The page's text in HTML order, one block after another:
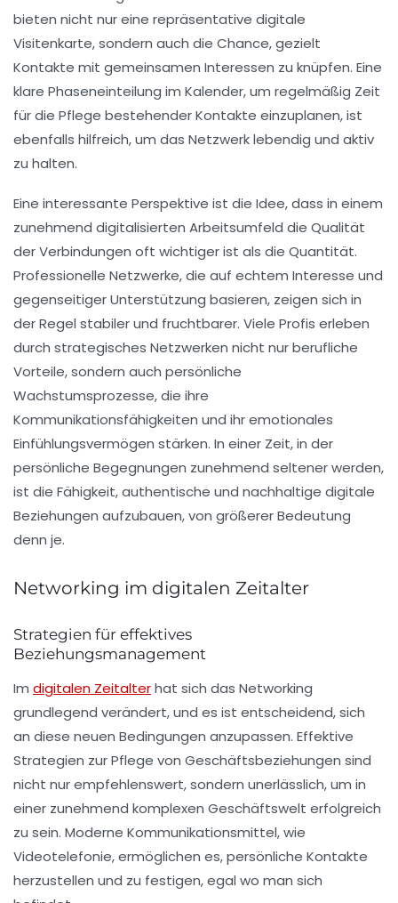
bieten nicht nur eine repräsentative digitale
Visitenkarte, sondern auch die Chance, gezielt
Kontakte mit gemeinsamen Interessen zu knüpfen. Eine
klare Phaseneinteilung im Kalender, um regelmäßig Zeit
für die Pflege bestehender Kontakte einzuplanen, ist
ebenfalls hilfreich, um das Netzwerk lebendig und aktiv
zu halten.
Eine interessante Perspektive ist die Idee, dass in einem
zunehmend digitalisierten Arbeitsumfeld die Qualität
der Verbindungen oft wichtiger ist als die Quantität.
Professionelle Netzwerke, die auf echtem Interesse und
gegenseitiger Unterstützung basieren, zeigen sich in
der Regel stabiler und fruchtbarer. Viele Profis erleben
durch strategisches Netzwerken nicht nur berufliche
Vorteile, sondern auch persönliche
Wachstumsprozesse, die ihre
Kommunikationsfähigkeiten und ihr emotionales
Einfühlungsvermögen stärken. In einer Zeit, in der
persönliche Begegnungen zunehmend seltener werden,
ist die Fähigkeit, authentische und nachhaltige digitale
Beziehungen aufzubauen, von größerer Bedeutung
denn je.
Networking im digitalen Zeitalter
Strategien für effektives
Beziehungsmanagement
Im digitalen Zeitalterhat sich das Networking
grundlegend verändert, und es ist entscheidend, sich
an diese neuen Bedingungen anzupassen. Effektive
Strategien zur Pflege von Geschäftsbeziehungen sind
nicht nur empfehlenswert, sondern unerlässlich, um in
einer zunehmend komplexen Geschäftswelt erfolgreich
zu sein. Moderne Kommunikationsmittel, wie
Videotelefonie, ermöglichen es, persönliche Kontakte
herzustellen und zu festigen, egal wo man sich